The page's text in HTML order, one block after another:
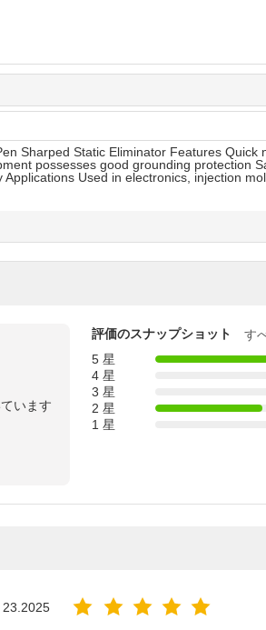
Sharped Static Eliminator Features
possesses good grounding protection
Used in electronics, injection
います
評価のスナップショット
す
5 星
4 星
3 星
2 星
1 星
23.2025